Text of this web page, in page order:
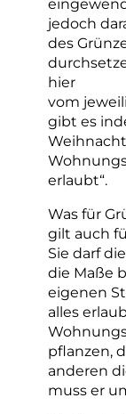
jedoch
des
hier
vom
gibt es
erlaubt“.
Was für
gilt auch
Sie darf
die Maße
eigenen
alles
pflanzen,
anderen
muss er